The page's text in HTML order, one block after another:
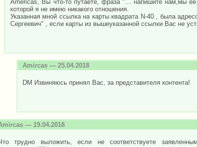
Americas, Вы что-то путаете, фраза "... напишите нам,мы
которой я не имею никакого отношения.
Указанная мной ссылка на карты квадрата N-40 , была
Сергеевич" , если карты из вышеуказанной ссылки Вас не
Amircas — 25.04.2018
DM Извиняюсь принял Вас, за представителя контента!
— 19.04.2018
трудно выложить, если не соответствуете